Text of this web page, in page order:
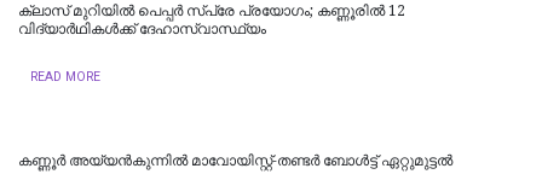
ക്ലാസ് മുറിയിൽ പെപ്പർ സ്പ്രേ പ്രയോഗം; കണ്ണൂരിൽ 12
വിദ്യാർഥികൾക്ക് ദേഹാസ്വാസ്ഥ്യം
READ MORE
കണ്ണൂർ അയ്യൻകുന്നിൽ മാവോയിസ്റ്റ്-തണ്ടർ ബോൾട്ട് ഏറ്റുമുട്ടൽ